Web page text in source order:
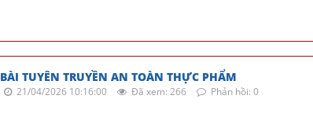
BÀI TUYÊN TRUYỀN AN TOÀN THỰC PHẨM
21/04/2026 10:16:00 Đã xem: 266 Phản hồi: 0